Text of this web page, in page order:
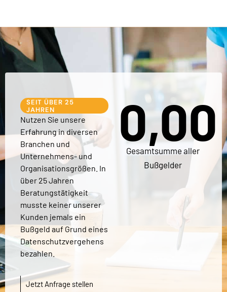
SEIT ÜBER 25
JAHREN
Nutzen Sie unsere
Erfahrung in diversen
Branchen und
Unternehmens- und
Organisationsgrößen. In
über 25 Jahren
Beratungstätigkeit
musste keiner unserer
Kunden jemals ein
Bußgeld auf Grund eines
Datenschutzvergehens
bezahlen.
Jetzt Anfrage stellen
Gesamtsumme aller
Bußgelder